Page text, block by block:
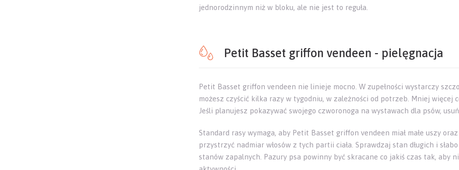
jednorodzinnym niż w bloku, ale nie jest to reguła.
Petit Basset griffon vendeen - pielęgnacja
Petit Basset griffon vendeen nie linieje mocno. W zupełności wystarczy
możesz czyścić kilka razy w tygodniu, w zależności od potrzeb. Mniej więcej
Jeśli planujesz pokazywać swojego czworonoga na wystawach dla psów,
Standard rasy wymaga, aby Petit Basset griffon vendeen miał małe uszy
przystrzyć nadmiar włosów z tych partii ciała. Sprawdzaj stan długich i
stanów zapalnych. Pazury psa powinny być skracane co jakiś czas tak, aby